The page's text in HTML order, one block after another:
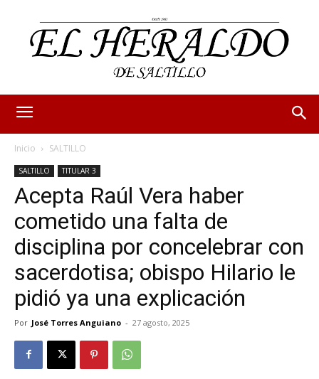
Inicio SALTILLO
SALTILLO TITULAR 3
Acepta Raúl Vera haber
cometido una falta de
disciplina por concelebrar con
sacerdotisa; obispo Hilario le
pidió ya una explicación
Por José Torres Anguiano - 27 agosto, 2025